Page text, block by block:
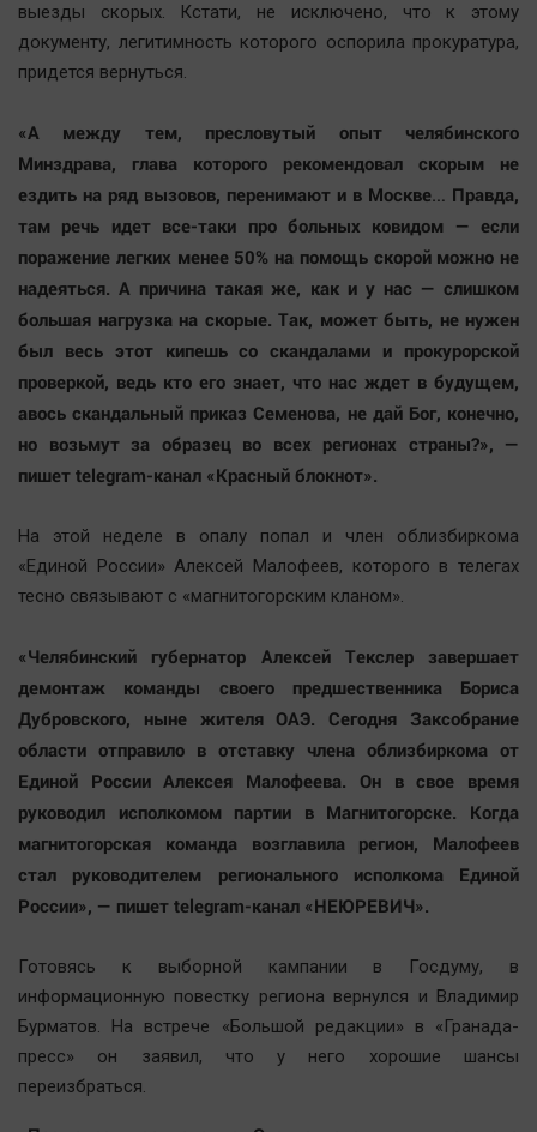
Народная журналистика
Отдых
Персона
Последняя инстанция
Светская жизнь
Точка на карте
выезды скорых. Кстати, не исключено, что к этому
документу, легитимность которого оспорила прокуратура,
придется вернуться.
«А между тем, пресловутый опыт челябинского
Минздрава, глава которого рекомендовал скорым не
ездить на ряд вызовов, перенимают и в Москве… Правда,
там речь идет все-таки про больных ковидом — если
поражение легких менее 50% на помощь скорой можно не
надеяться. А причина такая же, как и у нас — слишком
большая нагрузка на скорые. Так, может быть, не нужен
был весь этот кипешь со скандалами и прокурорской
проверкой, ведь кто его знает, что нас ждет в будущем,
авось скандальный приказ Семенова, не дай Бог, конечно,
но возьмут за образец во всех регионах страны?», —
пишет telegram-канал «Красный блокнот».
На этой неделе в опалу попал и член облизбиркома
«Единой России» Алексей Малофеев, которого в телегах
тесно связывают с «магнитогорским кланом».
«Челябинский губернатор Алексей Текслер завершает
демонтаж команды своего предшественника Бориса
Дубровского, ныне жителя ОАЭ. Сегодня Заксобрание
области отправило в отставку члена облизбиркома от
Единой России Алексея Малофеева. Он в свое время
руководил исполкомом партии в Магнитогорске. Когда
магнитогорская команда возглавила регион, Малофеев
стал руководителем регионального исполкома Единой
России», — пишет telegram-канал «НЕЮРЕВИЧ».
Готовясь к выборной кампании в Госдуму, в
информационную повестку региона вернулся и Владимир
Бурматов. На встрече «Большой редакции» в «Гранада-
пресс» он заявил, что у него хорошие шансы
переизбраться.